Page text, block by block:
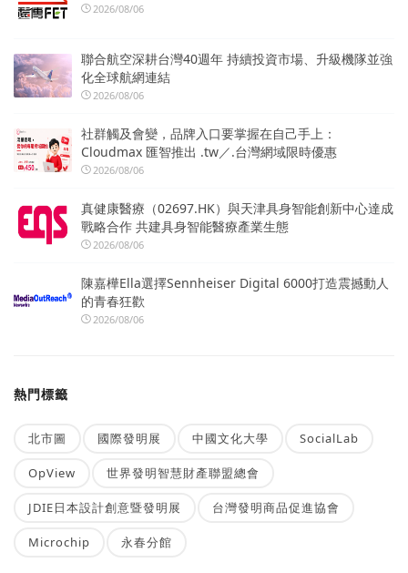
2026/08/06
聯合航空深耕台灣40週年 持續投資市場、升級機隊並強
化全球航網連結
2026/08/06
社群觸及會變，品牌入口要掌握在自己手上：
Cloudmax 匯智推出 .tw／.台灣網域限時優惠
2026/08/06
真健康醫療（02697.HK）與天津具身智能創新中心達成
戰略合作 共建具身智能醫療產業生態
2026/08/06
陳嘉樺Ella選擇Sennheiser Digital 6000打造震撼動人
的青春狂歡
2026/08/06
熱門標籤
北市圖 國際發明展 中國文化大學 SocialLab
OpView 世界發明智慧財產聯盟總會
JDIE日本設計創意暨發明展 台灣發明商品促進協會
Microchip 永春分館